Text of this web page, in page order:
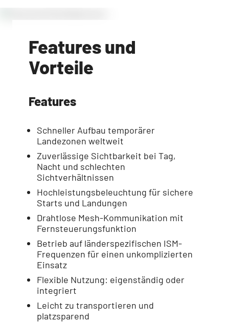
Features und
Vorteile
Features
Schneller Aufbau temporärer
Landezonen weltweit
Zuverlässige Sichtbarkeit bei Tag,
Nacht und schlechten
Sichtverhältnissen
Hochleistungsbeleuchtung für sichere
Starts und Landungen
Drahtlose Mesh-Kommunikation mit
Fernsteuerungsfunktion
Betrieb auf länderspezifischen ISM-
Frequenzen für einen unkomplizierten
Einsatz
Flexible Nutzung: eigenständig oder
integriert
Leicht zu transportieren und
platzsparend